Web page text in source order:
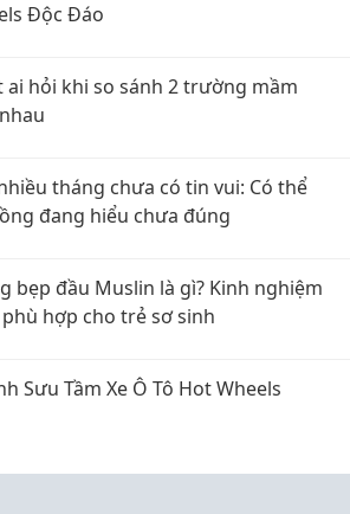
Độc Đáo
ai hỏi khi so sánh 2 trường mầm
tháng chưa có tin vui: Có thể
đang hiểu chưa đúng
bẹp đầu Muslin là gì? Kinh nghiệm
hợp cho trẻ sơ sinh
Sưu Tầm Xe Ô Tô Hot Wheels